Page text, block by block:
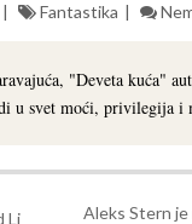
Fantastika
"Deveta kuća"
u svet moći, privilegija i
Aleks Stern je